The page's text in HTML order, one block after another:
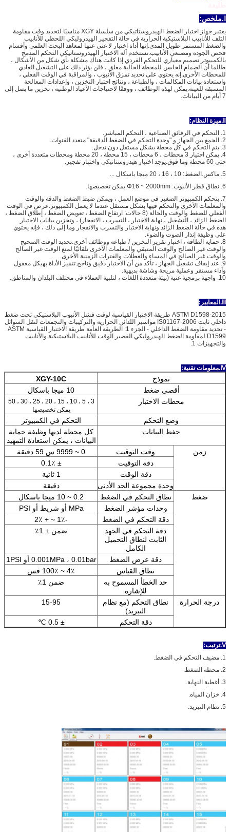
Ⅰ.ملخص
:
يعتبر جهاز اختبار الضغط الهيدروستاتيكي من سلسلة XGY مناسبًا لتحديد وقت مقاومة
التلف للأنابيب البلاستيكية الحرارية في حالة التفجير الهيدروليكي اللحظي للأنابيب
والضغط المستمر طويل المدى.إنها أداة اختبار لا غنى عنها لمعاهد البحث العلمي وأقسام
فحص الجودة ومصنعي الأنابيب.تستخدم آلة الاختبار الهيدروستاتيكي التحكم المدمج
بالكمبيوتر.تصميم معياري للتحكم الفردي.إذا كانت هناك مشكلة بأي شكل من الأشكال ،
طالما أن الصمام الحابس للمحطة الحالية مغلق ، فلن يؤثر ذلك على التشغيل العادي
للمحطات الأخرى.إنه يحتوي على تحديد تمزق الأنبوب ، والمراقبة في الوقت الفعلي ،
واستعادة بيانات المكالمات ، والطباعة ، ونتائج اختبار التخزين ، وإعدادات المعالجة
المسبقة للعينة.يمكن لهذه الوظائف ، ووفقًا لاحتياجات الأعياد الوطنية ، تخزين ما يصل إلى
7 أيام من البيانات.
Ⅱ.ميزة النظام:
1. التحكم في الرقائق الصناعية ، التحكم المباشر.
2. الجمع بين الجهاز و "وحدة التحكم في الضغط الدقيقة" متعدد القنوات.
3. يتم التحكم في كل محطة بشكل مستقل دون تدخل.
4. يمكن اختيار 3 محطات ، 6 محطات ، 15 محطة ، 20 محطة ومحطات متعددة أخرى ،
حتى 60 محطة وما فوق.يوجد اختبار هيدروستاتيكي واختبار تفجير.
5. ماكس.الضغط: 10 ، 16 ، 20 ميجا باسكال ...
6. نطاق قطر الأنبوب: Φ16 ~ 2000mm يمكن تخصيصها.
7. يتحكم الكمبيوتر الصغير في موضع العمل ، ويمكن ضبط الضغط والدقة والوقت
والمعلمات الأخرى والتحكم فيها بشكل مستقل عندما لا يعمل الكمبيوتر.عرض في الوقت
الفعلي للضغط والوقت والحالة (8 حالات: ارتفاع الضغط ، تعويض الضغط ، إطلاق الضغط ،
الضغط الزائد ، التشغيل ، نهاية الاختبار ، التسرب ، الانفجار) ، وتخزين بيانات الاختبار
هذه.في حالة الضغط الزائد ونهاية الاختبار والتسرب والانفجار وما إلى ذلك ، فإنه يحتوي
على وظيفة إنذار الصوت والضوء.
8. حماية الطاقة ، اختبار تقرير التخزين / طباعة ووظائف أخرى.تحديد الوقت الصحيح
والوقت غير الصالح والوقت المتبقي والمعلمات الأخرى تلقائيًا لمنع الوقت غير الصالح
والوقت غير الصالح في المساء والعطلات والفترات الزمنية الأخرى.
9. عند إيقاف تشغيل الجهاز ، تأكد من أن الاختبار دقيق وناجح.تتميز الأداة بهيكل معقول
وأداء مستقر وعملية مريحة وشاشة بديهية.
10. واجهة برمجية غنية (بيئة متعددة اللغات ، لتلبية العملاء في مختلف البلدان والمناطق.
Ⅲ.المعايير:
ASTM D1598-2015 طريقة الاختبار القياسية لوقت فشل الأنبوب البلاستيكي تحت ضغط
داخلي ثابت IS01167-2006 مواسير اللدائن الحرارية والتركيبات والتجمعات لنقل السوائل
- تحديد مقاومة الضغط الداخلي - الجزء 1: الطريقة العامة طريقة الاختبار القياسية ASTM
D1599 لمقاومة الضغط الهيدروليكي القصير الوقت للأنابيب البلاستيكية والأنابيب
والتجهيزات 1.
Ⅳ.معلومات تقنية:
نموذج
XGY-10C
أقصى ضغط
10 ميجا باسكال
محطات الاختبار
3 ، 5 ، 10 ، 15 ، 20 ، 25 ، 30 ، 50
يمكن تخصيصها
وضع التحكم
التحكم في الكمبيوتر
حفظ البيانات
كل محطة لديها وظيفة حماية
البيانات ، يمكن استعادة التمهيد
زمن
وقت التوقيت
0 ~ 9999 س 59 دقيقة
دقة التوقيت
± 0.1٪
دقة الوقت
1 ثانية
وحدة مجموعة الحد الأدنى
دقيقة
ضغط
نطاق التحكم في الضغط
0.2 ~ 10 ميجا باسكال
وحدات مؤشر الضغط
MPa أو شريط أو PSI
دقة التحكم في الضغط
-1٪ ~ + 2٪
دقة التحكم في الجهد
الثابت لنطاق التحميل
الكامل
ضمن ± 1٪
دقة عرض الضغط
0.001MPa ، 0.01bar أو 1PSI
نطاق القياس
4٪ ~ 100٪ فس
حد الخطأ المسموح به
للإشارة
ضمن 1٪
درجة الحرارة
نطاق التحكم (مع نظام
التبريد)
15-95
دقة التحكم ± 0.5 ℃
Ⅴ.ترتيب:
1. مضيف التحكم في الضغط.
2. محطة الضغط.
3. أغطية النهاية.
4. خزان المياه.
5. نظام التبريد.